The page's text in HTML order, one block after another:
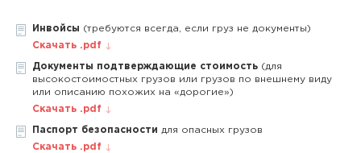
Инвойсы (требуются всегда, если груз не документы)
Скачать .pdf
Документы подтверждающие стоимость (для
высокостоимостных грузов или грузов по внешнему виду
или описанию похожих на «дорогие»)
Скачать .pdf
Паспорт безопасности для опасных грузов
Скачать .pdf